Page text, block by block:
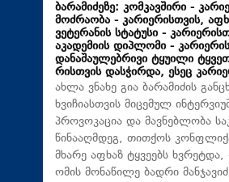
ბარამიძეზე: კომკავშირი -
მოძრაობა - კარიერისთვის,
ვეტერანის სტატუსი -
აკადემიის დიპლომი -
დანაშაულებრივი ტყუილი
რისთვის დასჭირდა, ესეც
ახლა ვნახე გია ბარამიძის
ხვიჩიასთვის მიცემულ
პროვოკაცია და მავნებლობა
წინააღმდეგ, თითქოს
მხარე აფხაზ ტყვეებს
ომის მონაწილე ბადრი